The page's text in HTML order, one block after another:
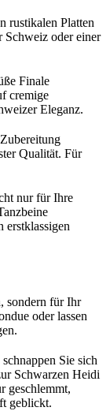
rustikalen Platten
Schweiz oder einer
Finale
cremige
Eleganz.
Qualität. Für
nur für Ihre
sondern für Ihr
oder lassen
Sie sich
Schwarzen Heidi
geschlemmt,
geblickt.